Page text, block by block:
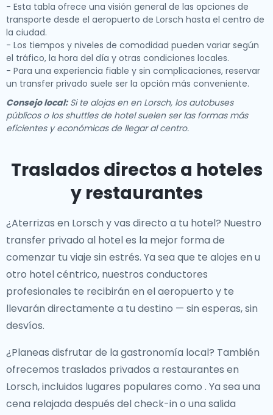
- Esta tabla ofrece una visión general de las opciones de
transporte desde el aeropuerto de Lorsch hasta el centro de
la ciudad.
- Los tiempos y niveles de comodidad pueden variar según
el tráfico, la hora del día y otras condiciones locales.
- Para una experiencia fiable y sin complicaciones, reservar
un transfer privado suele ser la opción más conveniente.
Consejo local:Si te alojas en en Lorsch, los autobuses
públicos o los shuttles de hotel suelen ser las formas más
eficientes y económicas de llegar al centro.
Traslados directos a hoteles
y restaurantes
¿Aterrizas en Lorsch y vas directo a tu hotel? Nuestro
transfer privado al hoteles la mejor forma de
comenzar tu viaje sin estrés. Ya sea que te alojes en u
otro hotel céntrico, nuestros conductores
profesionales te recibirán en el aeropuerto y te
llevarán directamente a tu destino — sin esperas, sin
desvíos.
¿Planeas disfrutar de la gastronomía local? También
ofrecemos traslados privados a restaurantes en
Lorsch, incluidos lugares populares como . Ya sea una
cena relajada después del check-in o una salida